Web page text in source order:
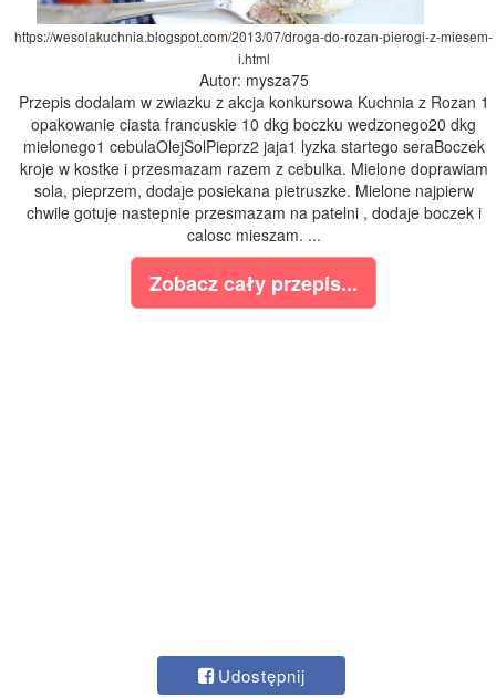
https://wesolakuchnia.blogspot.com/2013/07/droga-do-rozan-pierogi-z-miesem-
i.html
Autor: mysza75
Przepis dodalam w zwiazku z akcja konkursowa Kuchnia z Rozan 1
opakowanie ciasta francuskie 10 dkg boczku wedzonego20 dkg
mielonego1 cebulaOlejSolPieprz2 jaja1 lyzka startego seraBoczek
kroje w kostke i przesmazam razem z cebulka. Mielone doprawiam
sola, pieprzem, dodaje posiekana pietruszke. Mielone najpierw
chwile gotuje nastepnie przesmazam na patelni , dodaje boczek i
calosc mieszam. ...
Zobacz cały przepis...
Udostępnij